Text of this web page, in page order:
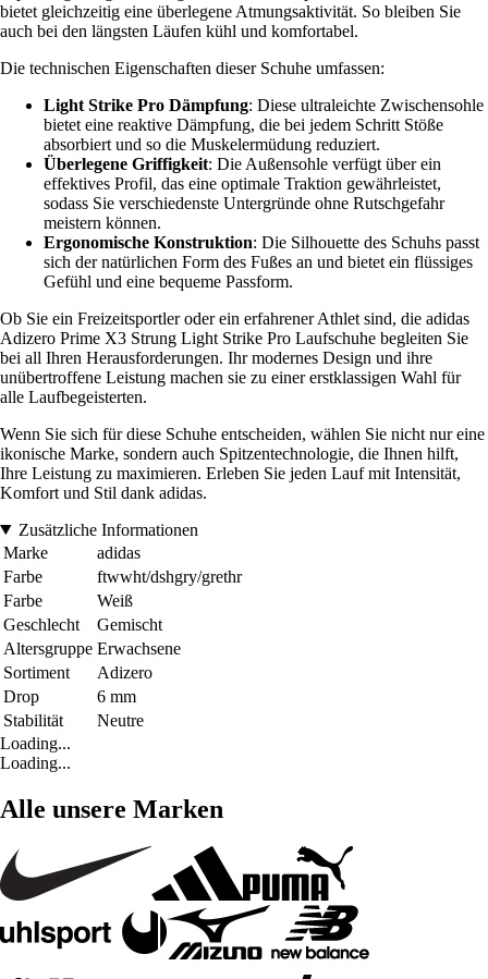
bietet gleichzeitig eine überlegene Atmungsaktivität. So bleiben Sie
auch bei den längsten Läufen kühl und komfortabel.
Die technischen Eigenschaften dieser Schuhe umfassen:
Light Strike Pro Dämpfung: Diese ultraleichte Zwischensohle
bietet eine reaktive Dämpfung, die bei jedem Schritt Stöße
absorbiert und so die Muskelermüdung reduziert.
Überlegene Griffigkeit: Die Außensohle verfügt über ein
effektives Profil, das eine optimale Traktion gewährleistet,
sodass Sie verschiedenste Untergründe ohne Rutschgefahr
meistern können.
Ergonomische Konstruktion: Die Silhouette des Schuhs passt
sich der natürlichen Form des Fußes an und bietet ein flüssiges
Gefühl und eine bequeme Passform.
Ob Sie ein Freizeitsportler oder ein erfahrener Athlet sind, die adidas
Adizero Prime X3 Strung Light Strike Pro Laufschuhe begleiten Sie
bei all Ihren Herausforderungen. Ihr modernes Design und ihre
unübertroffene Leistung machen sie zu einer erstklassigen Wahl für
alle Laufbegeisterten.
Wenn Sie sich für diese Schuhe entscheiden, wählen Sie nicht nur eine
ikonische Marke, sondern auch Spitzentechnologie, die Ihnen hilft,
Ihre Leistung zu maximieren. Erleben Sie jeden Lauf mit Intensität,
Komfort und Stil dank adidas.
Zusätzliche Informationen
Marke
adidas
Farbe
ftwwht/dshgry/grethr
Farbe
Weiß
Geschlecht
Gemischt
Altersgruppe Erwachsene
Sortiment
Adizero
Drop
6 mm
Stabilität
Neutre
Loading...
Loading...
Alle unsere Marken